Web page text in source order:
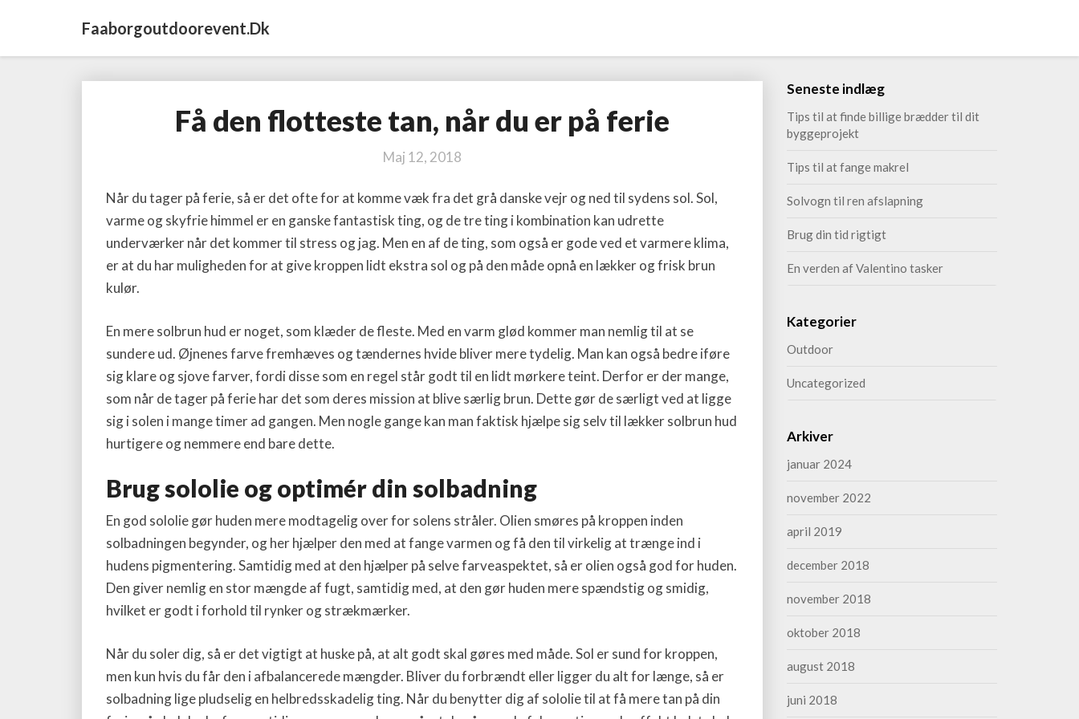
Faaborgoutdoorevent.dk
Få
den
flotteste
når
du
ferie
Få den flotteste tan, når du er på ferie
Maj 12, 2018
Når du tager på ferie, så er det ofte for at komme væk fra det grå danske vejr og ned til sydens sol. Sol,
varme og skyfrie himmel er en ganske fantastisk ting, og de tre ting i kombination kan udrette
underværker når det kommer til stress og jag. Men en af de ting, som også er gode ved et varmere klima,
er at du har muligheden for at give kroppen lidt ekstra sol og på den måde opnå en lækker og frisk brun
kulør.
En mere solbrun hud er noget, som klæder de fleste. Med en varm glød kommer man nemlig til at se
sundere ud. Øjnenes farve fremhæves og tændernes hvide bliver mere tydelig. Man kan også bedre iføre
sig klare og sjove farver, fordi disse som en regel står godt til en lidt mørkere teint. Derfor er der mange,
som når de tager på ferie har det som deres mission at blive særlig brun. Dette gør de særligt ved at ligge
sig i solen i mange timer ad gangen. Men nogle gange kan man faktisk hjælpe sig selv til lækker solbrun hud
hurtigere og nemmere end bare dette.
Brug sololie og optimér din solbadning
En god sololie gør huden mere modtagelig over for solens stråler. Olien smøres på kroppen inden
solbadningen begynder, og her hjælper den med at fange varmen og få den til virkelig at trænge ind i
hudens pigmentering. Samtidig med at den hjælper på selve farveaspektet, så er olien også god for huden.
Den giver nemlig en stor mængde af fugt, samtidig med, at den gør huden mere spændstig og smidig,
hvilket er godt i forhold til rynker og strækmærker.
Når du soler dig, så er det vigtigt at huske på, at alt godt skal gøres med måde. Sol er sund for kroppen,
men kun hvis du får den i afbalancerede mængder. Bliver du forbrændt eller ligger du alt for længe, så er
solbadning lige pludselig en helbredsskadelig ting. Når du benytter dig af sololie til at få mere tan på din
Seneste indlæg
Tips til at finde billige brædder til dit
byggeprojekt
Tips til at fange makrel
Solvogn til ren afslapning
Brug din tid rigtigt
En verden af Valentino tasker
Kategorier
Outdoor
Uncategorized
Arkiver
januar 2024
november 2022
april 2019
december 2018
november 2018
oktober 2018
august 2018
juni 2018